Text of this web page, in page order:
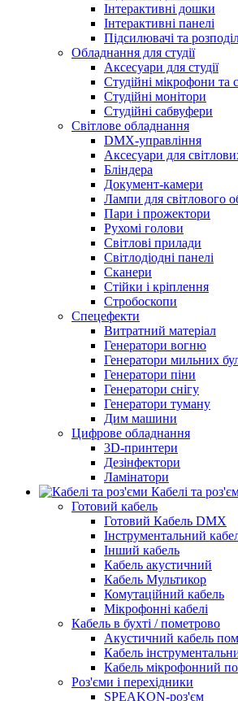
Інтерактивні дошки
Інтерактивні панелі
Підсилювачі та
Обладнання для студії
Аксесуари для студії
Студійні мікрофони та
Студійні монітори
Студійні сабвуфери
Світлове обладнання
DMX-управління
Аксесуари для
Бліндера
Документ-камери
Лампи для світлового
Пари і прожектори
Рухомі голови
Світлові прилади
Світлодіодні панелі
Сканери
Стійки і кріплення
Стробоскопи
Спецефекти
Витратний матеріал
Генератори вогню
Генератори мильних
Генератори піни
Генератори снігу
Генератори туману
Дим машини
Цифрове обладнання
3D-принтери
Дезінфектори
Ламінатори
Кабелі та
Готовий кабель
Готовий Кабель DMX
Інструментальний
Інший кабель
Кабель акустичний
Кабель Мультикор
Комутаційний кабель
Мікрофонні кабелі
Кабель в бухті / пометрово
Акустичний кабель
Кабель
Кабель мікрофонний
Роз'єми і перехідники
SPEAKON-роз'єм